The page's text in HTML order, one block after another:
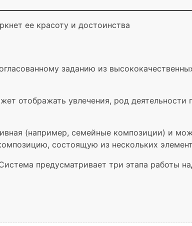
ее красоту и достоинства
заданию из
отображать увлечения, род деятельности
(например, семейные композиции) и
состоящую из нескольких
предусматривает три этапа работы